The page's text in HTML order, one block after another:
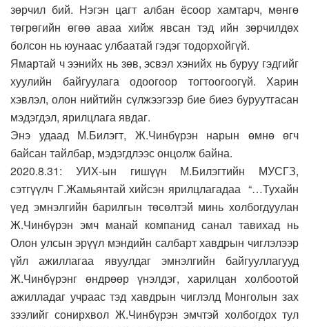
зөрчил бий. Нэгэн цагт албан ёсоор хамтарч, мөнгө
төгрөгийн өгөө аваа хийж явсан тэд ийн зөрчилдөх
болсон нь юунаас улбаатай гэдэг тодорхойгүй.
Ямартай ч ээнийх нь зөв, эсвэл хэнийх нь буруу гэдгийг
хуулийн байгуулага одоогоор тогтоогоогүй. Харин
хэвлэл, олон нийтийн сүлжээгээр бие биеэ буруутгасан
мэдэгдэл, ярилцлага явдаг.
Энэ удаад М.Билэгт, Ж.Чинбүрэн нарын өмнө өгч
байсан тайлбар, мэдэгдлээс онцолж байна.
2020.8.31: УИХ-ын гишүүн М.Билэгтийн МУСГЗ,
сэтгүүлч Г.Жамьянтай хийсэн ярилцлагадаа “…Тухайн
үед эмнэлгийн барилгын төсөлтэй минь холбогдуулан
Ж.Чинбүрэн эмч манай компанид санал тавихад нь
Олон улсын эрүүл мэндийн салбарт хавдрын чиглэлээр
үйл ажиллагаа явуулдаг эмнэлгийн байгууллагууд
Ж.Чинбүрэнг өндрөөр үнэлдэг, харилцан холбоотой
ажилладаг учраас тэд хавдрын чиглэлд Монголын зах
зээлийг сонирхвол Ж.Чинбүрэн эмчтэй холбогдох тул